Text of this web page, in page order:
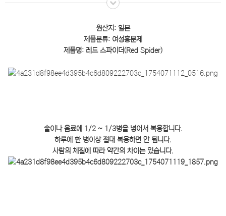
원산지: 일본
제품분류: 여성흥분제
제품명: 레드 스파이더(Red Spider)
술이나 음료에 1/2 ~ 1/3병을 넣어서 복용합니다.
하루에 한 병이상 절대 복용하면 안 됩니다.
사람의 체질에 따라 약간의 차이는 있습니다.